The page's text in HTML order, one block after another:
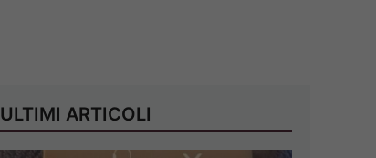
ULTIMI ARTICOLI